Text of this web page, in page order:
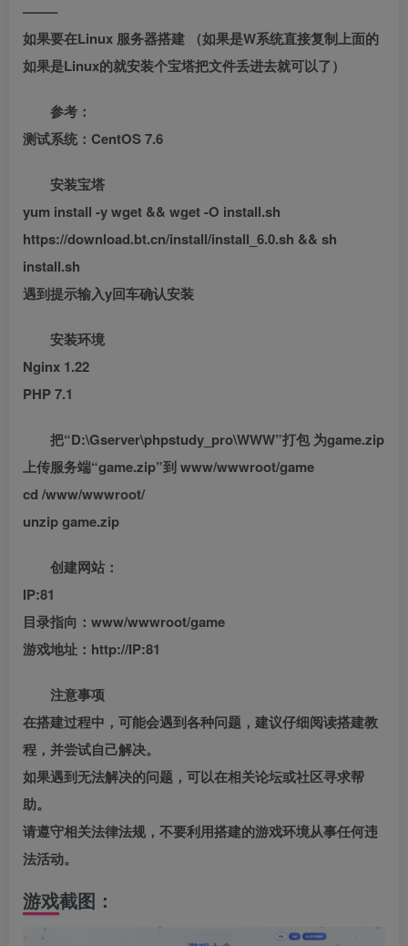
——–
如果要在Linux 服务器搭建 （如果是W系统直接复制上面的
如果是Linux的就安装个宝塔把文件丢进去就可以了）
参考：
测试系统：CentOS 7.6
安装宝塔
yum install -y wget && wget -O install.sh
https://download.bt.cn/install/install_6.0.sh && sh
install.sh
遇到提示输入y回车确认安装
安装环境
Nginx 1.22
PHP 7.1
把“D:\Gserver\phpstudy_pro\WWW”打包 为game.zip
上传服务端“game.zip”到 www/wwwroot/game
cd /www/wwwroot/
unzip game.zip
创建网站：
IP:81
目录指向：www/wwwroot/game
游戏地址：http://IP:81
注意事项
在搭建过程中，可能会遇到各种问题，建议仔细阅读搭建教
程，并尝试自己解决。
如果遇到无法解决的问题，可以在相关论坛或社区寻求帮
助。
请遵守相关法律法规，不要利用搭建的游戏环境从事任何违
法活动。
游戏截图：